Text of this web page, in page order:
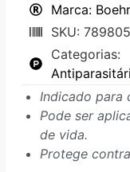
Marca:
SKU:
Categorias:
Indicado para
Pode ser
de vida.
Protege